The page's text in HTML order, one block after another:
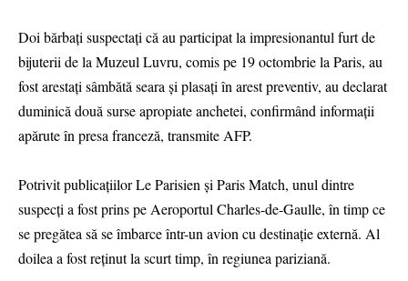
Doi bărbați suspectați că au participat la impresionantul furt de
bijuterii de la Muzeul Luvru, comis pe 19 octombrie la Paris, au
fost arestați sâmbătă seara și plasați în arest preventiv, au declarat
duminică două surse apropiate anchetei, confirmând informații
apărute în presa franceză, transmite AFP.
Potrivit publicațiilor Le Parisien și Paris Match, unul dintre
suspecți a fost prins pe Aeroportul Charles-de-Gaulle, în timp ce
se pregătea să se îmbarce într-un avion cu destinație externă. Al
doilea a fost reținut la scurt timp, în regiunea pariziană.